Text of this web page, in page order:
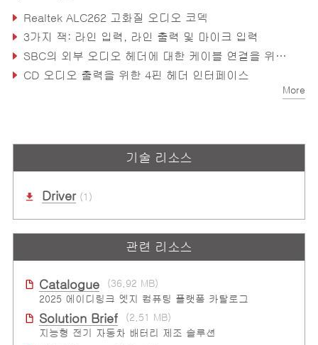
Realtek ALC262 고화질 오디오 코덱
3가지 잭: 라인 입력, 라인 출력 및 마이크 입력
SBC의 외부 오디오 헤더에 대한 케이블 연결을 위한 5x2 핀 헤더
CD 오디오 출력을 위한 4핀 헤더 인터페이스
More
기술 리소스
Driver(1)
관련 리소스
Catalogue
(36.92 MB)
2025 에이디링크 엣지 컴퓨팅 플랫폼 카탈로그
Solution Brief
(2.51 MB)
지능형 전기 자동차 배터리 제조 솔루션